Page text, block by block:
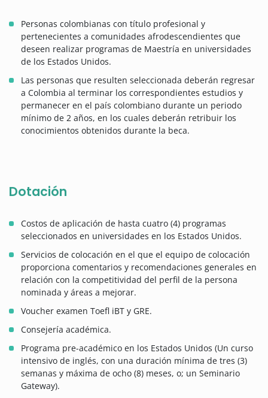
Personas colombianas con título profesional y
pertenecientes a comunidades afrodescendientes que
deseen realizar programas de Maestría en universidades
de los Estados Unidos.
Las personas que resulten seleccionada deberán regresar
a Colombia al terminar los correspondientes estudios y
permanecer en el país colombiano durante un periodo
mínimo de 2 años, en los cuales deberán retribuir los
conocimientos obtenidos durante la beca.
Dotación
Costos de aplicación de hasta cuatro (4) programas
seleccionados en universidades en los Estados Unidos.
Servicios de colocación en el que el equipo de colocación
proporciona comentarios y recomendaciones generales en
relación con la competitividad del perfil de la persona
nominada y áreas a mejorar.
Voucher examen Toefl iBT y GRE.
Consejería académica.
Programa pre-académico en los Estados Unidos (Un curso
intensivo de inglés, con una duración mínima de tres (3)
semanas y máxima de ocho (8) meses, o; un Seminario
Gateway).